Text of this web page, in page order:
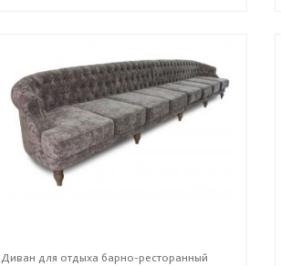
Диван для отдыха барно-ресторанный